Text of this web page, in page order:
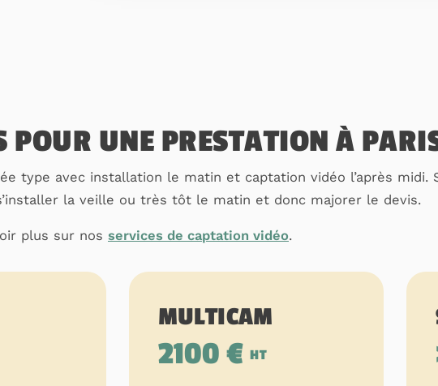
POUR UNE PRESTATION À
type avec installation le matin et captation vidéo l’après
la veille ou très tôt le matin et donc majorer le devis.
plus sur nos services de captation vidéo.
MULTICAM
2100 € HT